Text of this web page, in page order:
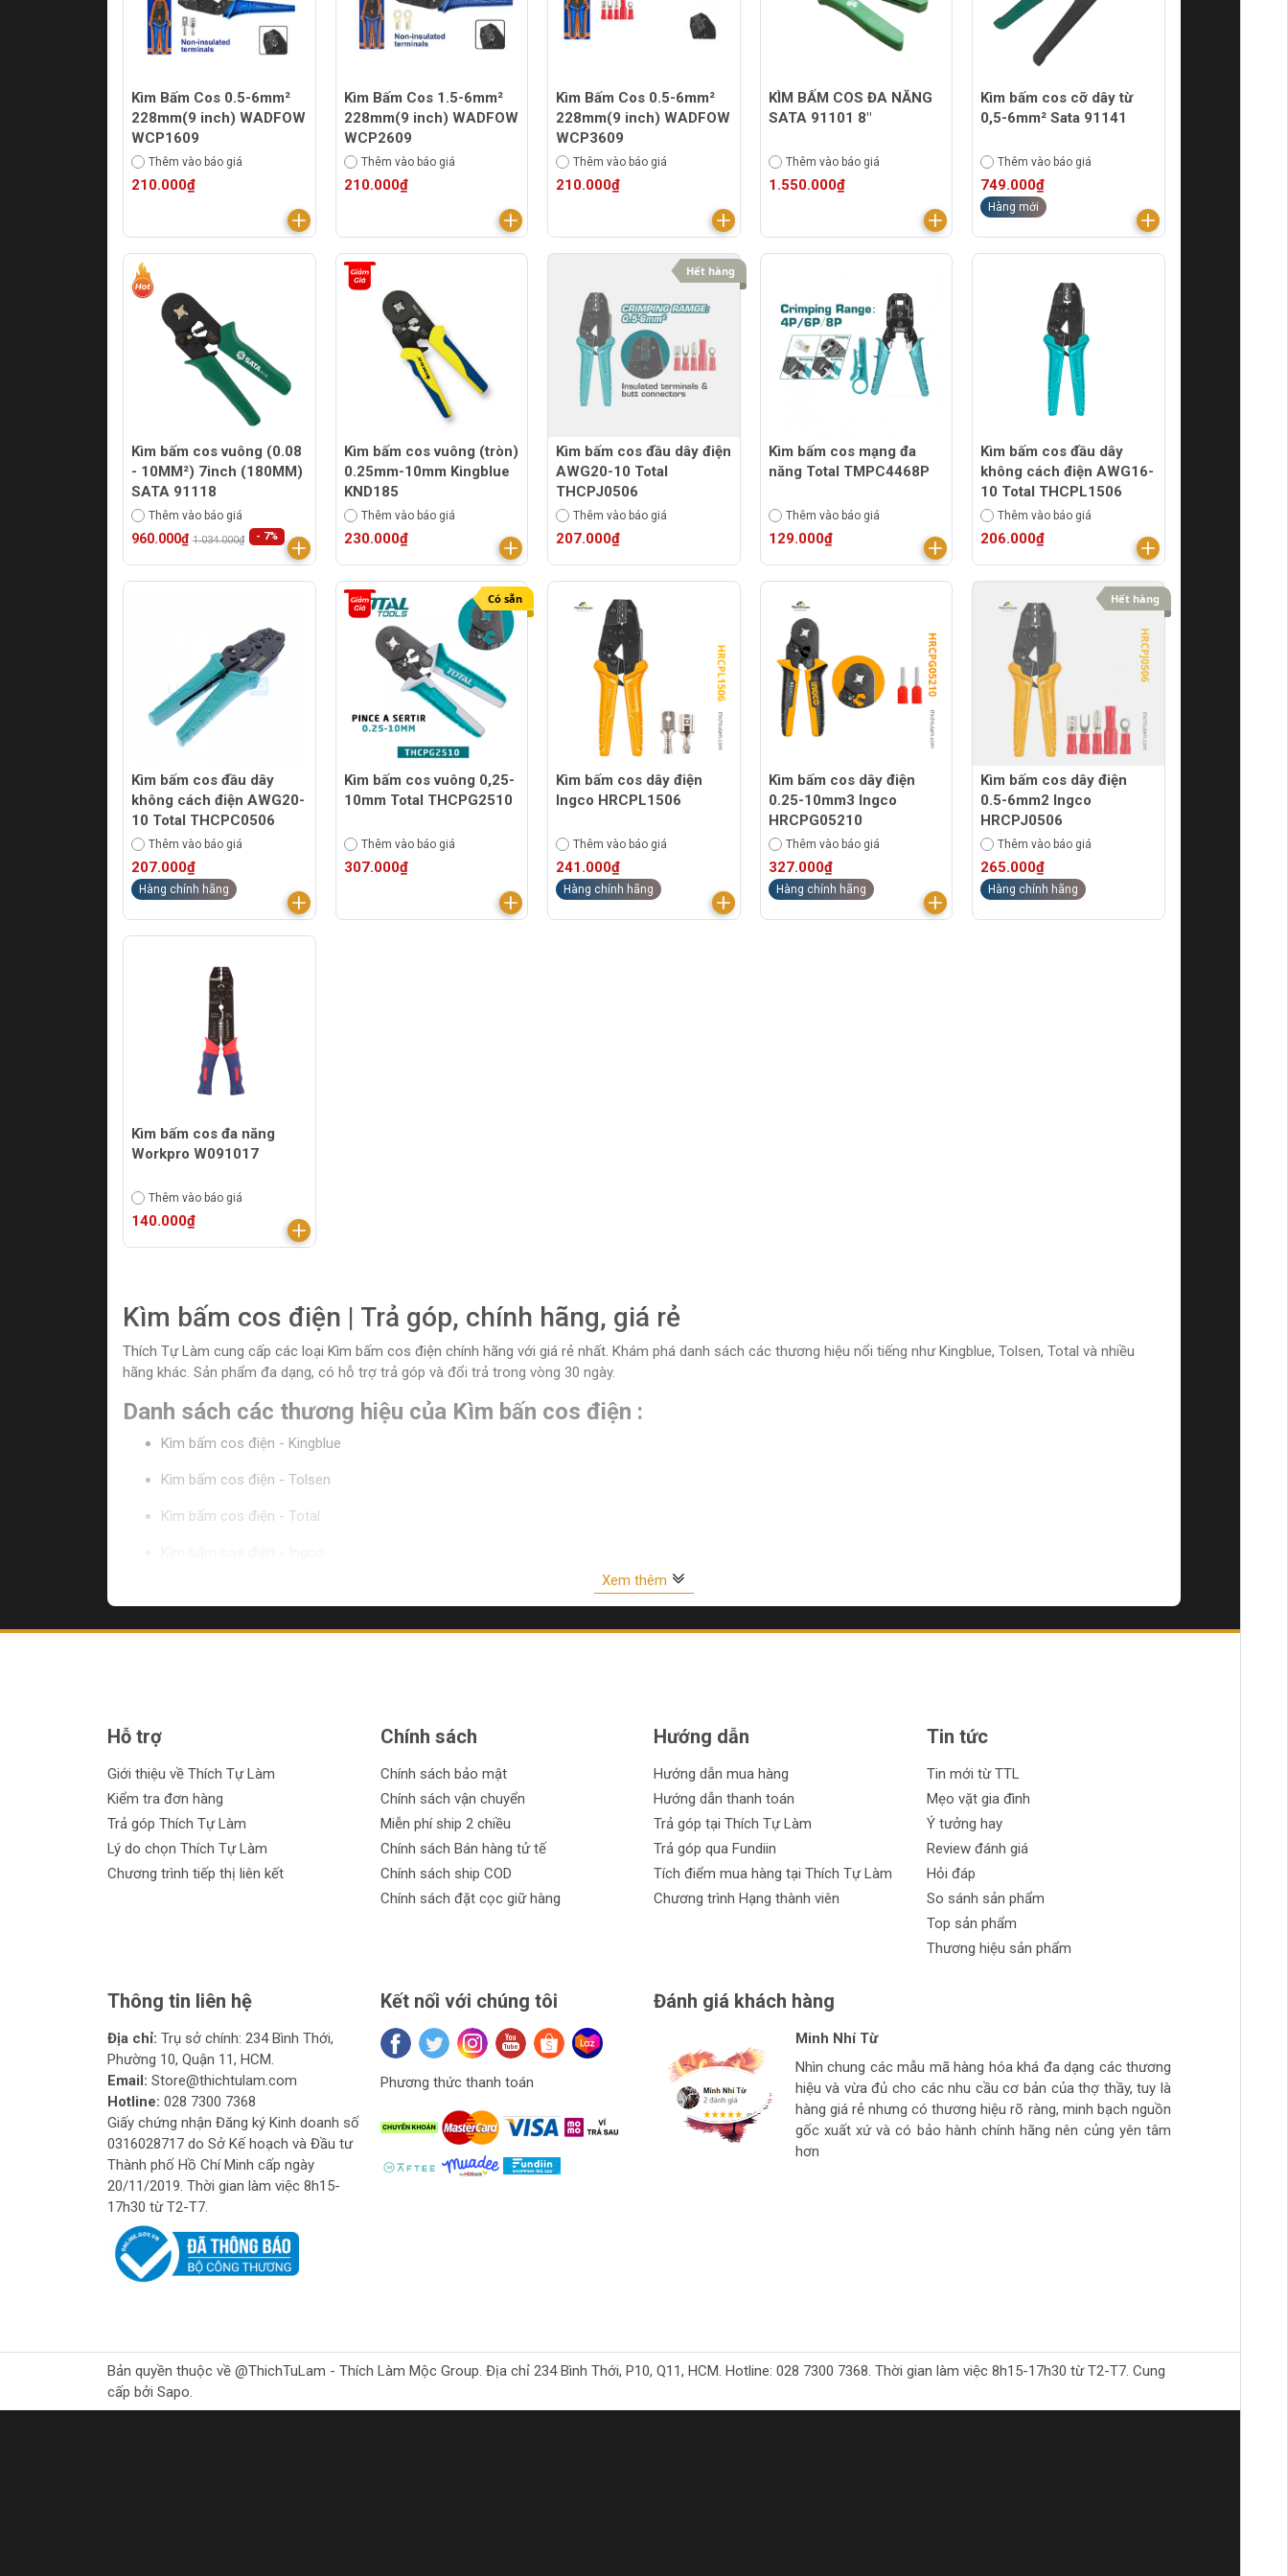
Kìm Bấm Cos 0.5-6mm²
228mm(9 inch) WADFOW
WCP1609
Thêm vào báo giá
210.000₫
Kìm Bấm Cos 1.5-6mm²
228mm(9 inch) WADFOW
WCP2609
Thêm vào báo giá
210.000₫
Kìm Bấm Cos 0.5-6mm²
228mm(9 inch) WADFOW
WCP3609
Thêm vào báo giá
210.000₫
KÌM BẤM COS ĐA NĂNG
SATA 91101 8"
Thêm vào báo giá
1.550.000₫
Kìm bấm cos cỡ dây từ
0,5-6mm² Sata 91141
Thêm vào báo giá
749.000₫
Hàng mới
Kìm bấm cos vuông (0.08
- 10MM²) 7inch (180MM)
SATA 91118
Thêm vào báo giá
960.000₫ 1.034.000₫ - 7%
Kìm bấm cos vuông (tròn)
0.25mm-10mm Kingblue
KND185
Thêm vào báo giá
230.000₫
Hết hàng
Kìm bấm cos đầu dây điện
AWG20-10 Total
THCPJ0506
Thêm vào báo giá
207.000₫
Kìm bấm cos mạng đa
năng Total TMPC4468P
Thêm vào báo giá
129.000₫
Kìm bấm cos đầu dây
không cách điện AWG16-
10 Total THCPL1506
Thêm vào báo giá
206.000₫
Kìm bấm cos đầu dây
không cách điện AWG20-
10 Total THCPC0506
Thêm vào báo giá
207.000₫
Hàng chính hãng
Có sẵn
Kìm bấm cos vuông 0,25-
10mm Total THCPG2510
Thêm vào báo giá
307.000₫
Kìm bấm cos dây điện
Ingco HRCPL1506
Thêm vào báo giá
241.000₫
Hàng chính hãng
Kìm bấm cos dây điện
0.25-10mm3 Ingco
HRCPG05210
Thêm vào báo giá
327.000₫
Hàng chính hãng
Hết hàng
Kìm bấm cos dây điện
0.5-6mm2 Ingco
HRCPJ0506
Thêm vào báo giá
265.000₫
Hàng chính hãng
Kìm bấm cos đa năng
Workpro W091017
Thêm vào báo giá
140.000₫
Kìm bấm cos điện | Trả góp, chính hãng, giá rẻ
Thích Tự Làm cung cấp các loại Kìm bấm cos điện chính hãng với giá rẻ nhất. Khám phá danh sách các thương hiệu nổi tiếng như Kingblue, Tolsen, Total và nhiều
hãng khác. Sản phẩm đa dạng, có hỗ trợ trả góp và đổi trả trong vòng 30 ngày.
Danh sách các thương hiệu của Kìm bấn cos điện :
Kìm bấm cos điện - Kingblue
Kìm bấm cos điện - Tolsen
Kìm bấm cos điện - Total
Kìm bấm cos điện - CMart
Thiết kế chắc chắn và chất liệu cao cấp để đảm bảo sự đồng nhất và độ bền cao.
Cung cấp độ chính xác và độ ổn định cao trong quá trình sử dụng.
Dễ sử dụng và tiện lợi cho các công việc cần kìm bấm cos điện.
Đảm bảo an toàn và tiết kiệm thời gian khi làm việc.
Có nhiều kích thước và kiểu dáng khác nhau để phù hợp với mọi nhu cầu.
Đa dạng mẫu mã, kiểu dáng để bạn lựa chọn.
Hỗ trợ trả góp linh hoạt, giúp bạn dễ dàng sở hữu sản phẩm.
Chính sách đổi trả trong vòng 30 ngày, đảm bảo quyền lợi của khách hàng.
Hãy mua ngay Kìm bấm cos điện để thực hiện các công việc DIY của bạn!
Xem thêm
Hỗ trợ
Giới thiệu về Thích Tự Làm
Kiểm tra đơn hàng
Trả góp Thích Tự Làm
Lý do chọn Thích Tự Làm
Chương trình tiếp thị liên kết
Chính sách
Chính sách bảo mật
Chính sách vận chuyển
Miễn phí ship 2 chiều
Chính sách Bán hàng tử tế
Chính sách ship COD
Chính sách đặt cọc giữ hàng
Hướng dẫn
Hướng dẫn mua hàng
Hướng dẫn thanh toán
Trả góp tại Thích Tự Làm
Trả góp qua Fundiin
Tích điểm mua hàng tại Thích Tự Làm
Chương trình Hạng thành viên
Tin tức
Tin mới từ TTL
Mẹo vặt gia đình
Ý tưởng hay
Review đánh giá
Hỏi đáp
So sánh sản phẩm
Top sản phẩm
Thương hiệu sản phẩm
Thông tin liên hệ
Địa chỉ: Trụ sở chính: 234 Bình Thới,
Phường 10, Quận 11, HCM.
Email: Store@thichtulam.com
Hotline: 028 7300 7368
Giấy chứng nhận Đăng ký Kinh doanh số
0316028717 do Sở Kế hoạch và Đầu tư
Thành phố Hồ Chí Minh cấp ngày
20/11/2019. Thời gian làm việc 8h15-
17h30 từ T2-T7.
Kết nối với chúng tôi
Phương thức thanh toán
Đánh giá khách hàng
Đinh Xuân Phong
Hàng ở thích tự làm hàng chất lượng giá sinh viên, thich hợp
cho thợ thầy đi làm hằng ngày.. còn cao cấp ghé>>>>>>>>
strore làm mộc >>>>>>>>
Minh Nhí Từ
Nhìn chung các mẫu mã hàng hóa khá đa dạng các thương
hiệu và vừa đủ cho các nhu cầu cơ bản của thợ thầy, tuy là
hàng giá rẻ nhưng có thương hiệu rõ ràng, minh bạch nguồn
gốc xuất xứ và có bảo hành chính hãng nên củng yên tâm
hơn
Hiệu Nguyễn
Ngon bổ rẻ
tuan anh tran huynh
Giá mềm vừa túi tiền, số lượng hàng ít, thường phải đợi đặt
hàng
Bản quyền thuộc về @ThichTuLam - Thích Làm Mộc Group. Địa chỉ 234 Bình Thới, P10, Q11, HCM. Hotline: 028 7300 7368. Thời gian làm việc 8h15-17h30 từ T2-T7. Cung
cấp bởi Sapo.